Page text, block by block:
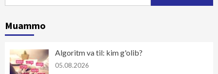
Muammo
Algoritm va til: kim g'olib?
05.08.2026